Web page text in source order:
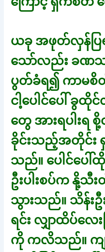
ယခု အဖုတ်လှန်ပြ
သော်လည်း ခဏ
ပွတ်ခံရ၍ ကာမစိ
ငါ့ပေါင်ပေါ် ခွထို
တွေ အားရပါးရ
ခိုင်းသည့်အတိုင်း
သည်။ ပေါင်ပေ
ဦးပါးစပ်က နို့
သွားသည်။ သိန်း
ရင်း လျှာထိပ်လေ
ကို ကလိသည်။ က